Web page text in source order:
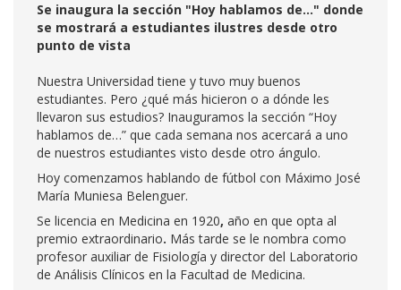
Se inaugura la sección "Hoy hablamos de..." donde
se mostrará a estudiantes ilustres desde otro
punto de vista
Nuestra Universidad tiene y tuvo muy buenos
estudiantes. Pero ¿qué más hicieron o a dónde les
llevaron sus estudios? Inauguramos la sección “Hoy
hablamos de…” que cada semana nos acercará a uno
de nuestros estudiantes visto desde otro ángulo.
Hoy comenzamos hablando de fútbol con Máximo José
María Muniesa Belenguer.
Se licencia en Medicina en 1920, año en que opta al
premio extraordinario. Más tarde se le nombra como
profesor auxiliar de Fisiología y director del Laboratorio
de Análisis Clínicos en la Facultad de Medicina.